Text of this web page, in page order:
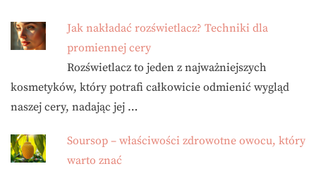
Jak nakładać rozświetlacz? Techniki dla
promiennej cery
Rozświetlacz to jeden z najważniejszych
kosmetyków, który potrafi całkowicie odmienić wygląd
naszej cery, nadając jej …
Soursop – właściwości zdrowotne owocu, który
warto znać